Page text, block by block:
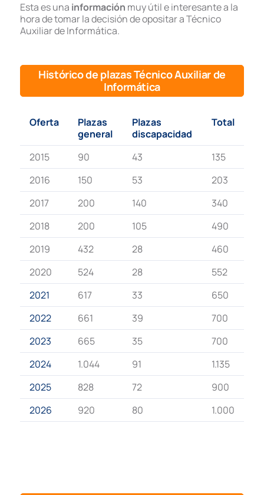
Esta es una información muy útil e interesante a la
hora de tomar la decisión de opositar a Técnico
Auxiliar de Informática.
Histórico de plazas Técnico Auxiliar de
Informática
Oferta
Plazas
general
Plazas
discapacidad
Total
2015 90 43
135
2016
150 53
203
2017
200 140
340
2018
200 105
490
2019
432 28
460
2020
524 28
552
2021
617 33
650
2022
661 39
700
2023
665 35
700
2024
1.044 91
1.135
2025
828 72
900
2026
920 80 1.000